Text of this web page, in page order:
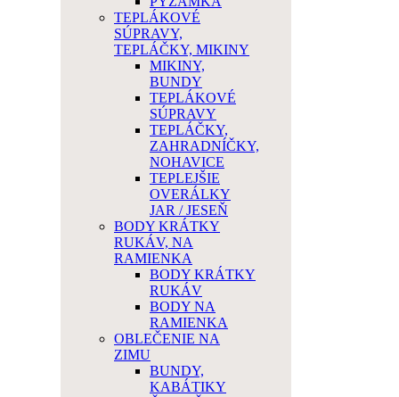
TEPLÁKOVÉ
SÚPRAVY,
TEPLÁČKY, MIKINY
MIKINY,
BUNDY
TEPLÁKOVÉ
SÚPRAVY
TEPLÁČKY,
ZAHRADNÍČKY,
NOHAVICE
TEPLEJŠIE
OVERÁLKY
JAR / JESEŇ
BODY KRÁTKY
RUKÁV, NA
RAMIENKA
BODY KRÁTKY
RUKÁV
BODY NA
RAMIENKA
OBLEČENIE NA
ZIMU
BUNDY,
KABÁTIKY